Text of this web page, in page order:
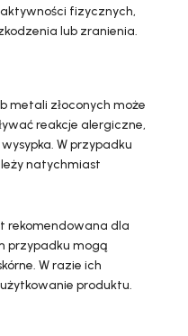
fizycznych,
lub zranienia.
metali złoconych może
reakcje alergiczne,
W przypadku
natychmiast
rekomendowana dla
przypadku mogą
W razie ich
produktu.